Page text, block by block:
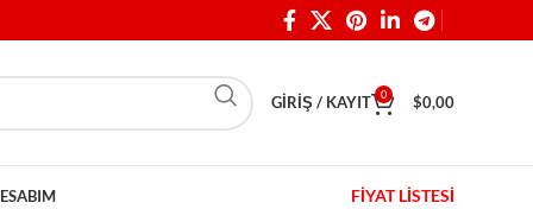
GIRIŞ / KAYIT 0 $0,00
FİYAT LİSTESİ